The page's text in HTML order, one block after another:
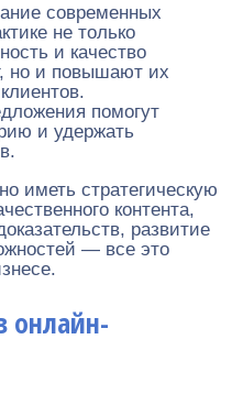
современных
не только
и качество
но и повышают их
помогут
и удержать
иметь стратегическую
контента,
развитие
— все это
онлайн-